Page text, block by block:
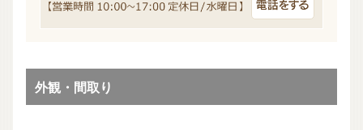
外観・間取り